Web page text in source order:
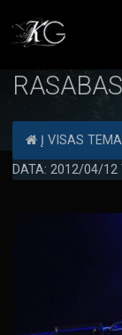
RASABAS
Į VISAS
DATA: 2012/04/12